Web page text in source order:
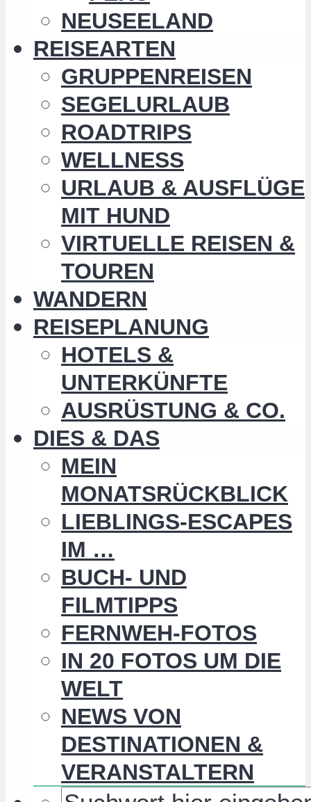
NEUSEELAND
REISEARTEN
GRUPPENREISEN
SEGELURLAUB
ROADTRIPS
WELLNESS
URLAUB & AUSFLÜGE
MIT HUND
VIRTUELLE REISEN &
TOUREN
WANDERN
REISEPLANUNG
HOTELS &
UNTERKÜNFTE
AUSRÜSTUNG & CO.
DIES & DAS
MEIN
MONATSRÜCKBLICK
LIEBLINGS-ESCAPES
IM …
BUCH- UND
FILMTIPPS
FERNWEH-FOTOS
IN 20 FOTOS UM DIE
WELT
NEWS VON
DESTINATIONEN &
VERANSTALTERN